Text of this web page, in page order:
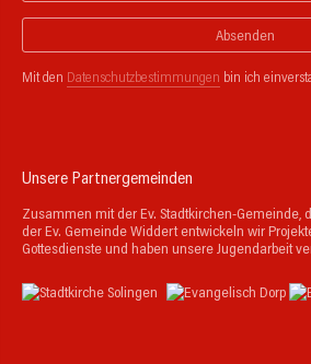
Absenden
Mit den Datenschutzbestimmungen bin ich
Unsere Partnergemeinden
Zusammen mit der Ev. Stadtkirchen-Gemeinde,
der Ev. Gemeinde Widdert entwickeln wir
Gottesdienste und haben unsere Jugendarbeit